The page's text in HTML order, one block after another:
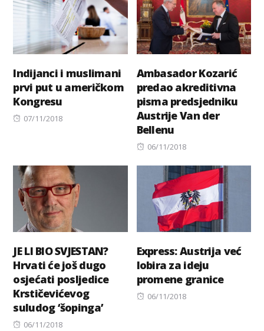
Indijanci i muslimani
prvi put u američkom
Kongresu
Posted
07/11/2018
Ambasador Kozarić
predao akreditivna
pisma predsjedniku
Austrije Van der
Bellenu
Posted
06/11/2018
JE LI BIO SVJESTAN?
Hrvati će još dugo
osjećati posljedice
Krstičevićevog
suludog ‘šopinga’
Posted
06/11/2018
Express: Austrija već
lobira za ideju
promene granice
Posted
06/11/2018